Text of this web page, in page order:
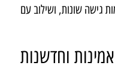
גישה שונות, ושילוב עם
וחדשנות